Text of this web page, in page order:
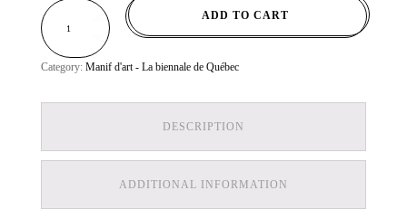
CATALOGUE
QUANTITY
ADD TO CART
Category: Manif d'art - La biennale de Québec
DESCRIPTION
ADDITIONAL INFORMATION